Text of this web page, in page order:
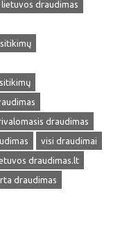
lietuvos draudimas
draudimas
visi draudimai
draudimas.lt
draudimas